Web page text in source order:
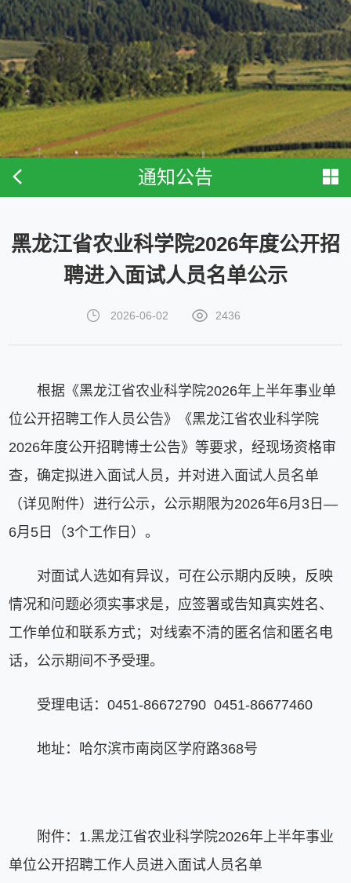
通知公告
黑龙江省农业科学院2026年度公开招
聘进入面试人员名单公示
2026-06-02 2436
根据《黑龙江省农业科学院2026年上半年事业单
位公开招聘工作人员公告》《黑龙江省农业科学院
2026年度公开招聘博士公告》等要求，经现场资格审
查，确定拟进入面试人员，并对进入面试人员名单
（详见附件）进行公示，公示期限为2026年6月3日—
6月5日（3个工作日）。
对面试人选如有异议，可在公示期内反映，反映
情况和问题必须实事求是，应签署或告知真实姓名、
工作单位和联系方式；对线索不清的匿名信和匿名电
话，公示期间不予受理。
受理电话：0451-86672790 0451-86677460
地址：哈尔滨市南岗区学府路368号
附件：1.黑龙江省农业科学院2026年上半年事业
单位公开招聘工作人员进入面试人员名单